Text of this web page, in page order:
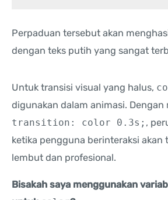
Perpaduan tersebut akan
dengan teks putih yang sangat
Untuk transisi visual yang halus,
digunakan dalam animasi. Dengan
transition: color 0.3s; ,
ketika pengguna berinteraksi akan
lembut dan profesional.
Bisakah saya menggunakan